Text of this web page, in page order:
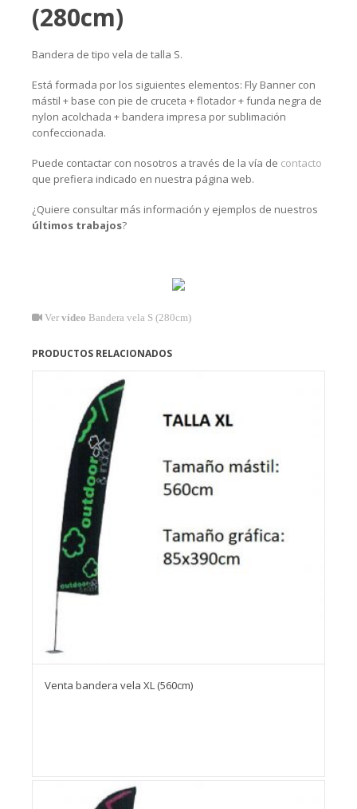
(280cm)
Bandera de tipo vela de talla S.
Está formada por los siguientes elementos: Fly Banner con
mástil + base con pie de cruceta + flotador + funda negra de
nylon acolchada + bandera impresa por sublimación
confeccionada.
Puede contactar con nosotros a través de la vía de contacto
que prefiera indicado en nuestra página web.
¿Quiere consultar más información y ejemplos de nuestros
últimos trabajos?
Ver vídeo Bandera vela S (280cm)
PRODUCTOS RELACIONADOS
Venta bandera vela XL (560cm)